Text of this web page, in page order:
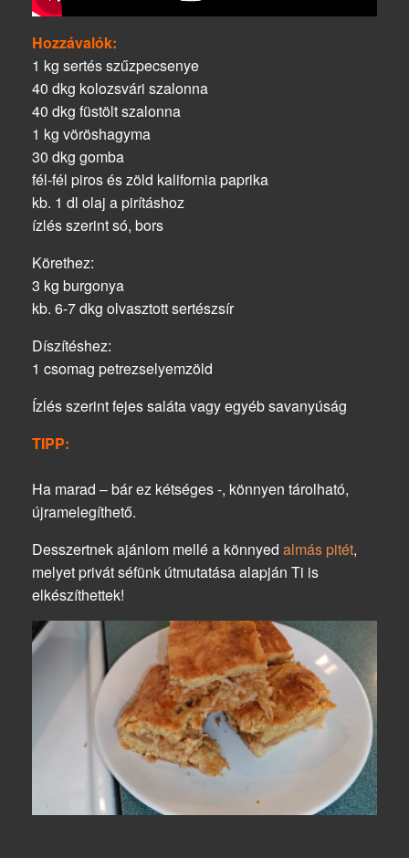
Hozzávalók:
1 kg sertés szűzpecsenye
40 dkg kolozsvári szalonna
40 dkg füstölt szalonna
1 kg vöröshagyma
30 dkg gomba
fél-fél piros és zöld kalifornia paprika
kb. 1 dl olaj a pirításhoz
ízlés szerint só, bors
Körethez:
3 kg burgonya
kb. 6-7 dkg olvasztott sertészsír
Díszítéshez:
1 csomag petrezselyemzöld
Ízlés szerint fejes saláta vagy egyéb savanyúság
TIPP:
Ha marad – bár ez kétséges -, könnyen tárolható,
újramelegíthető.
Desszertnekajánlom mellé a könnyed almás pitét,
melyet privát séfünk útmutatása alapján Ti is
elkészíthettek!